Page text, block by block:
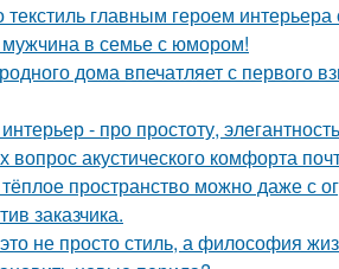
главным героем интерьера
в семье с юмором!
дома впечатляет с первого
- про простоту,
вопрос акустического комфорта
пространство можно даже с
заказчика.
не просто стиль, а философия